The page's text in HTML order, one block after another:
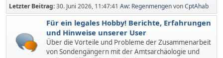
Letzter Beitrag:30. Juni 2026, 11:47:41 Aw: RegenmengenvonCptAhab
Für ein legales Hobby! Berichte, Erfahrungen
und Hinweise unserer User
Über die Vorteile und Probleme der Zusammenarbeit
von Sondengängern mit der Amtsarchäologie und